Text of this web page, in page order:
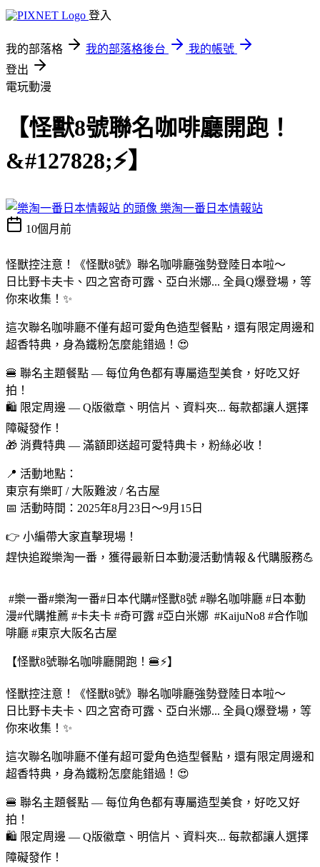
登入
我的部落格 我的部落格後台
我的帳號
登出
電玩動漫
【怪獸8號聯名咖啡廳開跑！
&#127828;⚡】
樂淘一番日本情報站
10個月前
怪獸控注意！《怪獸8號》聯名咖啡廳強勢登陸日本啦～
日比野卡夫卡、四之宮奇可露、亞白米娜... 全員Q爆登場，等
你來收集！✨
這次聯名咖啡廳不僅有超可愛角色造型餐點，還有限定周邊和
超香特典，身為鐵粉怎麼能錯過！😍
🍔 聯名主題餐點 — 每位角色都有專屬造型美食，好吃又好
拍！
🛍️ 限定周邊 — Q版徽章、明信片、資料夾... 每款都讓人選擇
障礙發作！
🎁 消費特典 — 滿額即送超可愛特典卡，粉絲必收！
📍 活動地點：
東京有樂町 / 大阪難波 / 名古屋
📅 活動時間：2025年8月23日～9月15日
👉 小編帶大家直擊現場！
趕快追蹤樂淘一番，獲得最新日本動漫活動情報＆代購服務💪
#樂一番#樂淘一番#日本代購#怪獸8號 #聯名咖啡廳 #日本動
漫#代購推薦 #卡夫卡 #奇可露 #亞白米娜 #KaijuNo8 #合作咖
啡廳 #東京大阪名古屋
【怪獸8號聯名咖啡廳開跑！🍔⚡】
怪獸控注意！《怪獸8號》聯名咖啡廳強勢登陸日本啦～
日比野卡夫卡、四之宮奇可露、亞白米娜... 全員Q爆登場，等
你來收集！✨
這次聯名咖啡廳不僅有超可愛角色造型餐點，還有限定周邊和
超香特典，身為鐵粉怎麼能錯過！😍
🍔 聯名主題餐點 — 每位角色都有專屬造型美食，好吃又好
拍！
🛍️ 限定周邊 — Q版徽章、明信片、資料夾... 每款都讓人選擇
障礙發作！